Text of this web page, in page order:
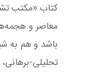
کتاب «مکتب
معاصر و
باشد و هم به
تحلیلی-